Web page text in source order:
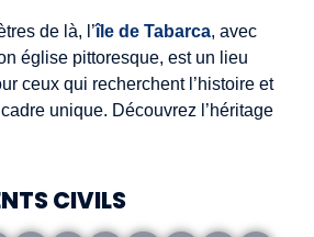
de là, l’île de Tabarca, avec
église pittoresque, est un lieu
ceux qui recherchent l’histoire et
unique. Découvrez l’héritage
CIVILS